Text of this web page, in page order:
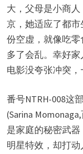
大，父母是小商
京，她适应了都
份空虚，就像吃
多了会乱。幸好家
电影没夸张冲突，
番号NTRH-008这
(Sarina
是家庭的秘密武
明星特效，却打